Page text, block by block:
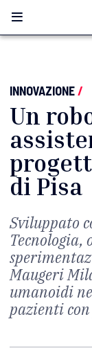
INNOVAZIONE/
Un
di Pisa
Sviluppato
Tecnologia,
Maugeri
umanoidi
pazienti